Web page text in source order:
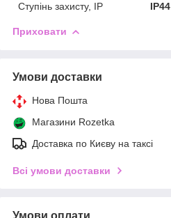
Ступінь захисту, IP
IP44
Приховати
Умови доставки
Нова Пошта
Магазини Rozetka
Доставка по Києву на таксі
Всі умови доставки